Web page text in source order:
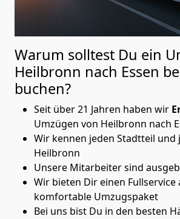
Warum solltest Du ein
Heilbronn nach Essen
buchen?
Seit über 21 Jahren haben wir
Umzügen von Heilbronn nach
Wir kennen jeden Stadtteil und
Heilbronn
Unsere Mitarbeiter sind
Wir bieten Dir einen Fullservice
komfortable Umzugspaket
Bei uns bist Du in den besten